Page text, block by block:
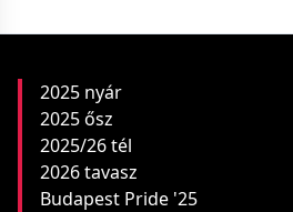
2025 nyár
2025 ősz
2025/26 tél
2026 tavasz
Budapest Pride '25